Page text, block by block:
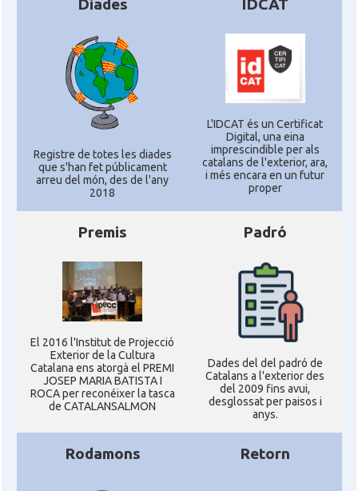
Diades
Registre de totes les diades
que s'han fet públicament
arreu del món, des de l'any
2018
IDCAT
L'IDCAT és un Certificat
Digital, una eina
imprescindible per als
catalans de l'exterior, ara,
i més encara en un futur
proper
Premis
El 2016 l'Institut de Projecció
Exterior de la Cultura
Catalana ens atorgà el PREMI
JOSEP MARIA BATISTA I
ROCA per reconéixer la tasca
de CATALANSALMON
Padró
Dades del del padró de
Catalans a l'exterior des
del 2009 fins avui,
desglossat per paisos i
anys.
Rodamons Retorn